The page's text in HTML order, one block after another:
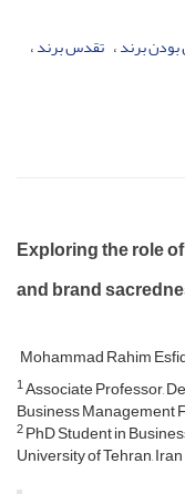
بودن برند تقدس برند
Exploring the role
and brand
Mohammad Rahim
1Associate Professor,
Business Management
2PhD Student in
University of Tehran, Iran